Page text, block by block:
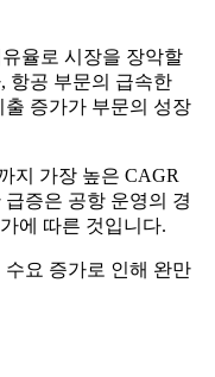
율로 시장을 장악할
항공 부문의 급속한
증가가 부문의 성장
지 가장 높은 CAGR
증은 공항 운영의 경
에 따른 것입니다.
요 증가로 인해 완만